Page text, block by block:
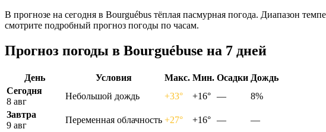
В прогнозе на сегодня в Bourguébus тёплая пасмурная погода. Диапазон
смотрите подробный прогноз погоды по часам.
Прогноз погоды в Bourguébusе на 7 дней
День Условия Макс. Мин. Осадки Дождь
Сегодня
8 авг
Небольшой дождь +33° +16° —
8%
Завтра
9 авг
Переменная облачность +27° +16° —
—